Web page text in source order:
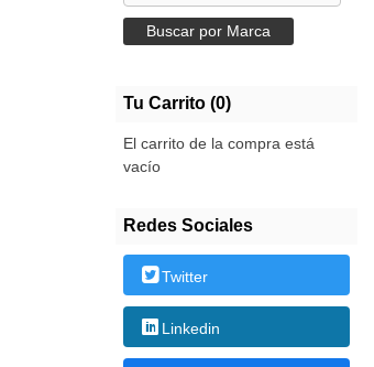
Tu Carrito (0)
El carrito de la compra está
vacío
Redes Sociales
Twitter
Linkedin